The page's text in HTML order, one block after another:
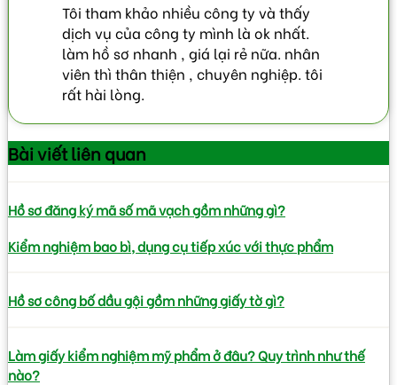
Tôi tham khảo nhiều công ty và thấy
dịch vụ của công ty mình là ok nhất.
làm hồ sơ nhanh , giá lại rẻ nữa. nhân
viên thì thân thiện , chuyên nghiệp. tôi
rất hài lòng.
Bài viếtliên quan
Hồ sơ đăng ký mã số mã vạch gồm những gì?
Kiểm nghiệm bao bì, dụng cụ tiếp xúc với thực phẩm
Hồ sơ công bố dầu gội gồm những giấy tờ gì?
Làm giấy kiểm nghiệm mỹ phẩm ở đâu? Quy trình như thế
nào?